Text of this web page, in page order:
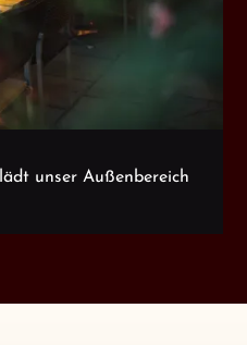
unser Außenbereich